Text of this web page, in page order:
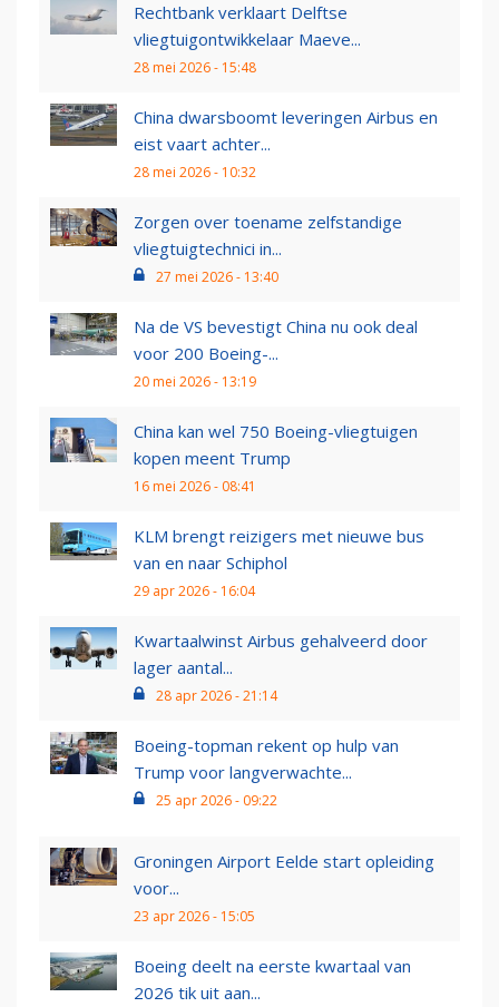
Rechtbank verklaart Delftse
vliegtuigontwikkelaar Maeve...
28 mei 2026 - 15:48
China dwarsboomt leveringen Airbus en
eist vaart achter...
28 mei 2026 - 10:32
Zorgen over toename zelfstandige
vliegtuigtechnici in...
27 mei 2026 - 13:40
Na de VS bevestigt China nu ook deal
voor 200 Boeing-...
20 mei 2026 - 13:19
China kan wel 750 Boeing-vliegtuigen
kopen meent Trump
16 mei 2026 - 08:41
KLM brengt reizigers met nieuwe bus
van en naar Schiphol
29 apr 2026 - 16:04
Kwartaalwinst Airbus gehalveerd door
lager aantal...
28 apr 2026 - 21:14
Boeing-topman rekent op hulp van
Trump voor langverwachte...
25 apr 2026 - 09:22
Groningen Airport Eelde start opleiding
voor...
23 apr 2026 - 15:05
Boeing deelt na eerste kwartaal van
2026 tik uit aan...